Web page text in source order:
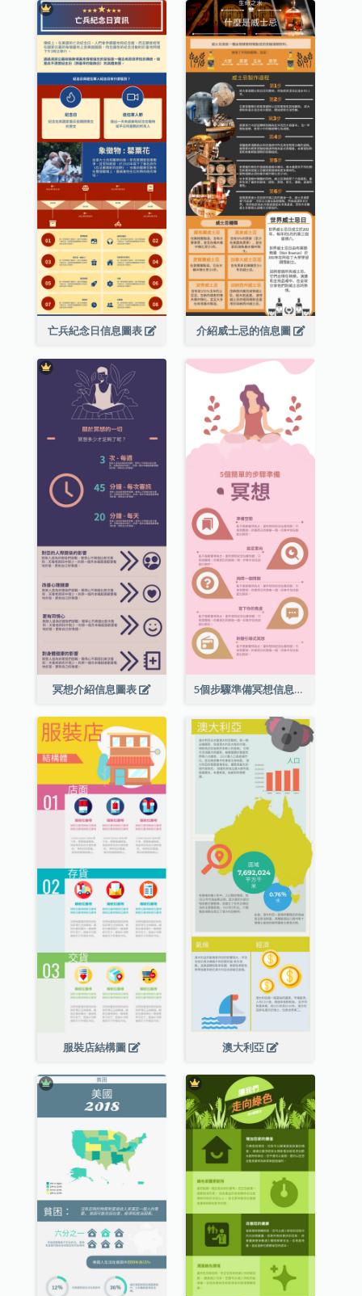
亡兵紀念日信息圖表 介紹威士忌的信息圖
冥想介紹信息圖表 5個步驟準備冥想信息圖表
服裝店結構圖 澳大利亞